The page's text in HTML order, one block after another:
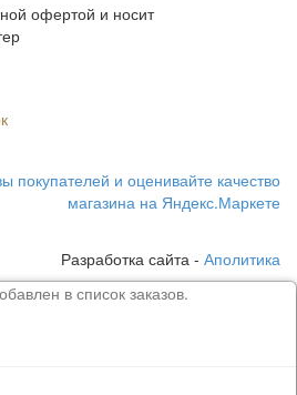
офертой и носит
Разработка сайта - Аполитика
в список заказов.